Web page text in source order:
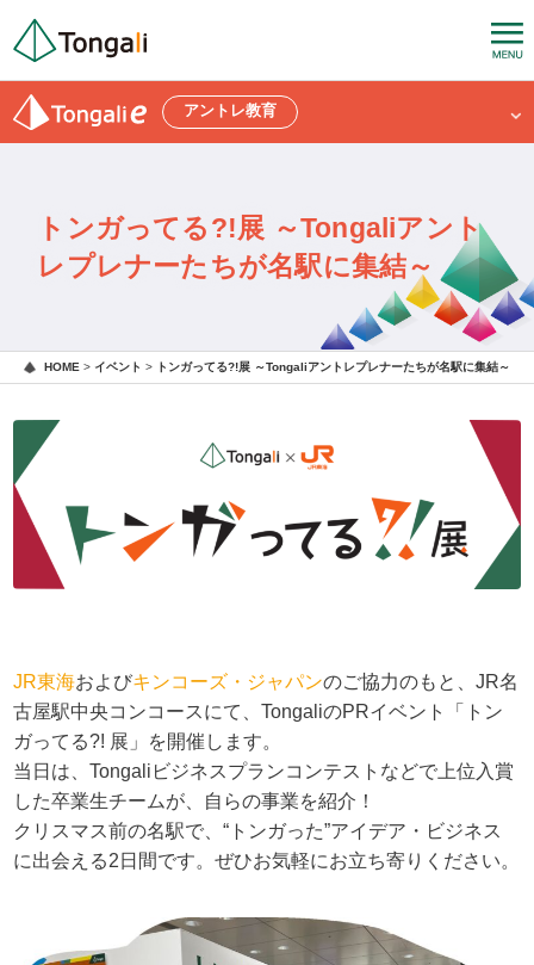
アントレ教育
トンガってる?!展 ～Tongaliアント
レプレナーたちが名駅に集結～
HOME > イベント > トンガってる?!展 ～Tongaliアントレプレナーたちが名駅に集結～
JR東海およびキンコーズ・ジャパンのご協力のもと、JR名
古屋駅中央コンコースにて、TongaliのPRイベント「トン
ガってる?! 展」を開催します。
当日は、Tongaliビジネスプランコンテストなどで上位入賞
した卒業生チームが、自らの事業を紹介！
クリスマス前の名駅で、“トンガった”アイデア・ビジネス
に出会える2日間です。ぜひお気軽にお立ち寄りください。